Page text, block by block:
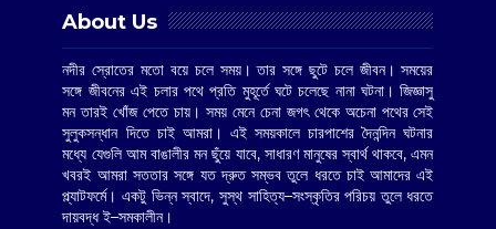
About Us
নদীর স্রোতের মতো বয়ে চলে সময়। তার সঙ্গে ছুটে চলে জীবন। সময়ের
সঙ্গে জীবনের এই চলার পথে প্রতি মুহূর্তে ঘটে চলেছে নানা ঘটনা। জিজ্ঞাসু
মন তারই খোঁজ পেতে চায়। সময় মেনে চেনা জগৎ থেকে অচেনা পথের সেই
সুলুকসন্ধান দিতে চাই আমরা। এই সময়কালে চারপাশের দৈনন্দিন ঘটনার
মধ্যে যেগুলি আম বাঙালীর মন ছুঁয়ে যাবে, সাধারণ মানুষের স্বার্থ থাকবে, এমন
খবরই আমরা সততার সঙ্গে যত দ্রুত সম্ভব তুলে ধরতে চাই আমাদের এই
প্ল্যাটফর্মে। একটু ভিন্ন স্বাদে, সুস্থ সাহিত্য–সংস্কৃতির পরিচয় তুলে ধরতে
দায়বদ্ধ ই–সমকালীন।